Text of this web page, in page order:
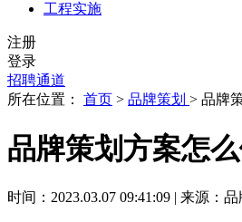
工程实施
注册
登录
招聘通道
所在位置： 首页 > 品牌策划 > 品牌
品牌策划方案怎
时间：2023.03.07 09:41:09 | 来源：